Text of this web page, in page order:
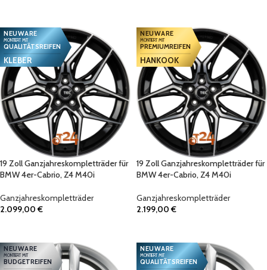
NEUWARE
MONTIERT MIT
QUALITÄTSREIFEN
KLEBER
19 Zoll Ganzjahreskompletträder für
BMW 4er-Cabrio, Z4 M40i
Ganzjahreskompletträder
2.099,00€
NEUWARE
MONTIERT MIT
PREMIUMREIFEN
HANKOOK
19 Zoll Ganzjahreskompletträder für
BMW 4er-Cabrio, Z4 M40i
Ganzjahreskompletträder
2.199,00€
NEUWARE
MONTIERT MIT
BUDGETREIFEN
NEUWARE
MONTIERT MIT
QUALITÄTSREIFEN